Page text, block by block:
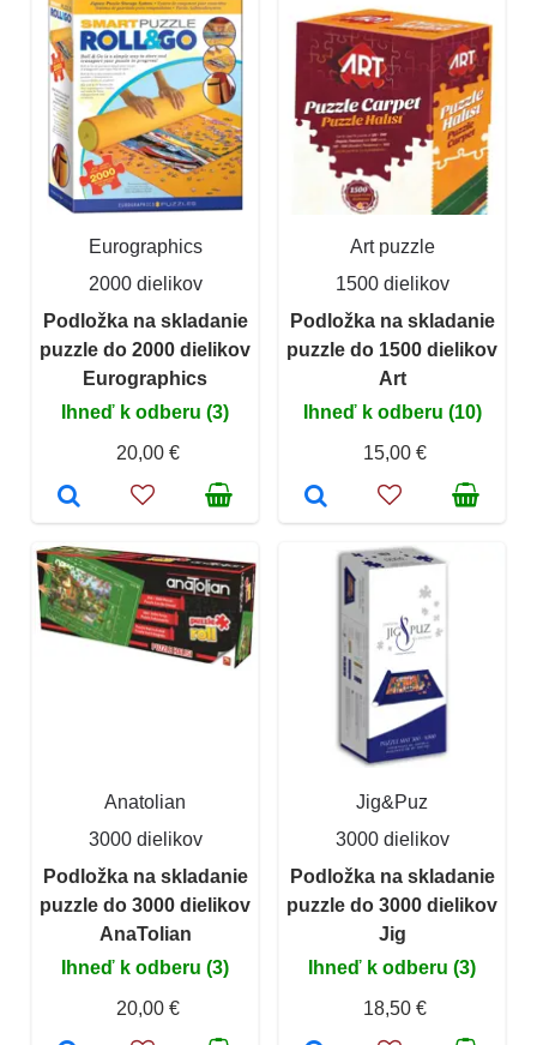
Eurographics
2000 dielikov
Podložka na skladanie
puzzle do 2000 dielikov
Eurographics
Ihneď k odberu (3)
20,00 €
Art puzzle
1500 dielikov
Podložka na skladanie
puzzle do 1500 dielikov
Art
Ihneď k odberu (10)
15,00 €
Anatolian
3000 dielikov
Podložka na skladanie
puzzle do 3000 dielikov
AnaTolian
Ihneď k odberu (3)
20,00 €
Jig&Puz
3000 dielikov
Podložka na skladanie
puzzle do 3000 dielikov
Jig
Ihneď k odberu (3)
18,50 €